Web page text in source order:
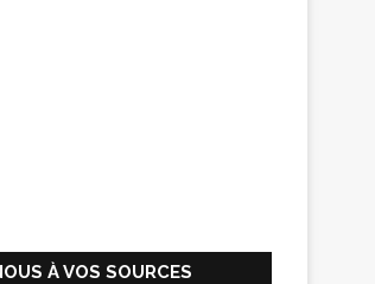
À VOS SOURCES